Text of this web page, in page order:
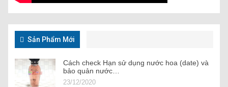
Sản Phẩm Mới
Cách check Hạn sử dụng nước hoa (date) và
bảo quản nước…
23/12/2020